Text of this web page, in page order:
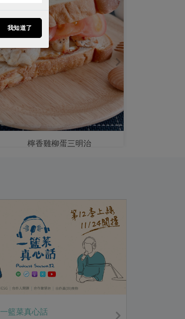
檸香雞柳蛋三明治
一籃菜真心話
我知道了